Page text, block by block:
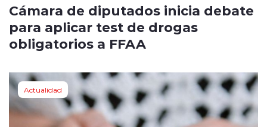
Cámara de diputados inicia debate
para aplicar test de drogas
obligatorios a FFAA
Actualidad